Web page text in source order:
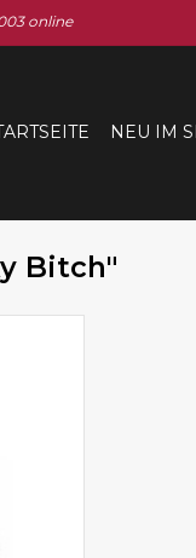
online
NEU IM
Bitch"